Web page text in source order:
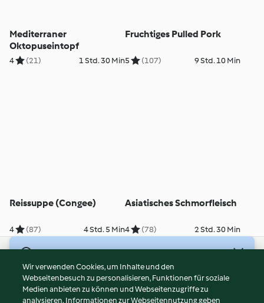
Mediterraner
Oktopuseintopf
4 (21) 1 Std. 30 Min
Fruchtiges Pulled Pork
5 (107) 9 Std. 10 Min
Reissuppe (Congee)
4 (87) 4 Std. 5 Min
Asiatisches Schmorfleisch
4 (78) 2 Std. 30 Min
Nutzungsbedingungen
Datenschutzrichtlinien
Wir verwenden Cookies, um Inhalte und den
Webseitenbesuch zu personalisieren, Funktionen für soziale
Medien anbieten zu können und Webseitenzugriffe zu
analysieren. Informationen zur Webseitennutzung geben